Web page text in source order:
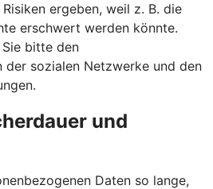
ergeben, weil z. B. die
erschwert werden könnte.
Sie bitte den
der sozialen Netzwerke und den
und
Daten so lange,